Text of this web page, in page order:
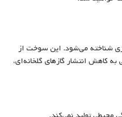
شناخته می‌شود. این سوخت از
کاهش انتشار گازهای گلخانه‌ای،